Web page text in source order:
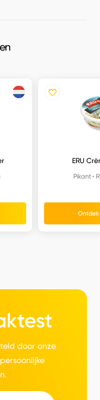
ERU
Pikant
Ontdek
door onze